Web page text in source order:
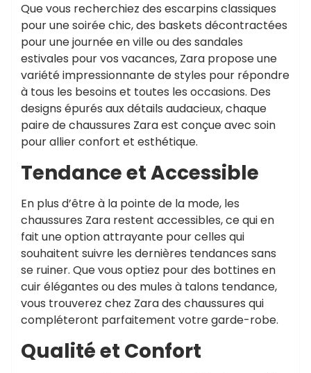
Que vous recherchiez des escarpins classiques
pour une soirée chic, des baskets décontractées
pour une journée en ville ou des sandales
estivales pour vos vacances, Zara propose une
variété impressionnante de styles pour répondre
à tous les besoins et toutes les occasions. Des
designs épurés aux détails audacieux, chaque
paire de chaussures Zara est conçue avec soin
pour allier confort et esthétique.
Tendance et Accessible
En plus d’être à la pointe de la mode, les
chaussures Zara restent accessibles, ce qui en
fait une option attrayante pour celles qui
souhaitent suivre les dernières tendances sans
se ruiner. Que vous optiez pour des bottines en
cuir élégantes ou des mules à talons tendance,
vous trouverez chez Zara des chaussures qui
compléteront parfaitement votre garde-robe.
Qualité et Confort